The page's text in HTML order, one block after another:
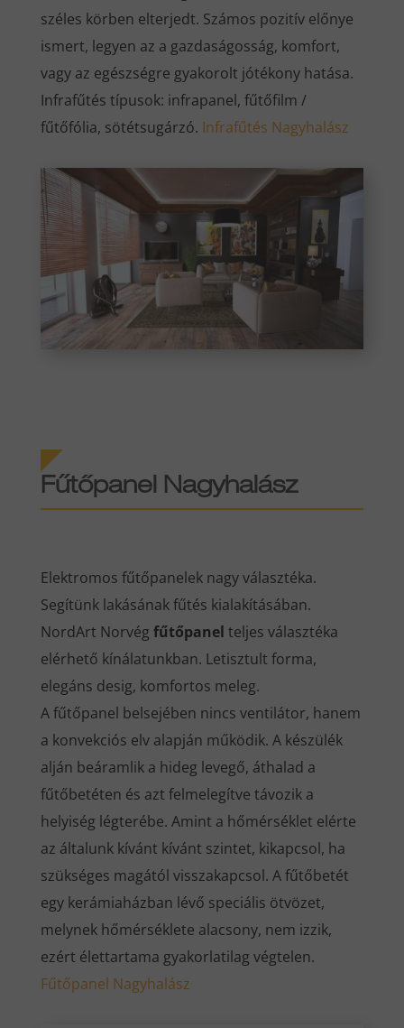
széles körben elterjedt. Számos pozitív előnye
ismert, legyen az a gazdaságosság, komfort,
vagy az egészségre gyakorolt jótékony hatása.
Infrafűtés típusok: infrapanel, fűtőfilm /
fűtőfólia, sötétsugárzó. Infrafűtés Nagyhalász
Fűtőpanel Nagyhalász
Elektromos fűtőpanelek nagy választéka.
Segítünk lakásának fűtés kialakításában.
NordArt Norvég fűtőpanel teljes választéka
elérhető kínálatunkban. Letisztult forma,
elegáns desig, komfortos meleg.
A fűtőpanel belsejében nincs ventilátor, hanem
a konvekciós elv alapján működik. A készülék
alján beáramlik a hideg levegő, áthalad a
fűtőbetéten és azt felmelegítve távozik a
helyiség légterébe. Amint a hőmérséklet elérte
az általunk kívánt kívánt szintet, kikapcsol, ha
szükséges magától visszakapcsol. A fűtőbetét
egy kerámiaházban lévő speciális ötvözet,
melynek hőmérséklete alacsony, nem izzik,
ezért élettartama gyakorlatilag végtelen.
Fűtőpanel Nagyhalász